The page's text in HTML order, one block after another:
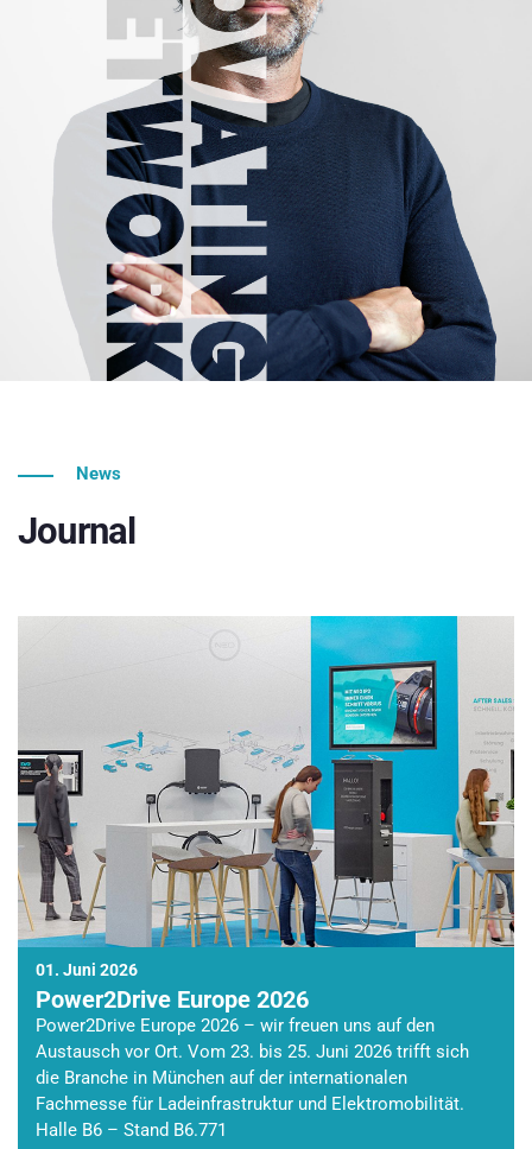
News
Journal
01. Juni 2026
Power2Drive Europe 2026
Power2Drive Europe 2026 – wir freuen uns auf den
Austausch vor Ort. Vom 23. bis 25. Juni 2026 trifft sich
die Branche in München auf der internationalen
Fachmesse für Ladeinfrastruktur und Elektromobilität.
Halle B6 – Stand B6.771